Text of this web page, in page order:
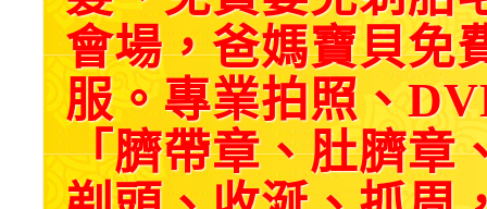
會場，爸媽寶貝免
服。專業拍照、
「臍帶章、肚臍章